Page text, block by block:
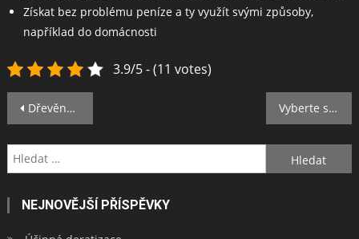
Získat bez problému peníze a ty využít svými způsoby,
například do domácnosti
3.9/5 - (11 votes)
Navigace
pro
příspěvek
Dřevěné postele 90×200 Vyberte si to nejlepší
Vyhledávání
NEJNOVĚJŠÍ PŘÍSPĚVKY